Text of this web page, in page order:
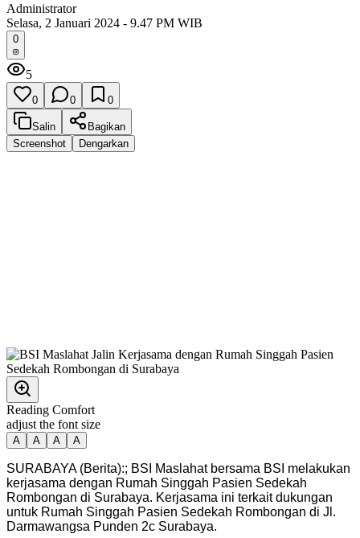
Administrator
Selasa, 2 Januari 2024 - 9.47 PM WIB
0
5
0 0 0
Salin
Bagikan
Screenshot
Dengarkan
Reading Comfort
adjust the font size
A A A A
SURABAYA (Berita):; BSI Maslahat bersama BSI melakukan
kerjasama dengan Rumah Singgah Pasien Sedekah
Rombongan di Surabaya. Kerjasama ini terkait dukungan
untuk Rumah Singgah Pasien Sedekah Rombongan di Jl.
Darmawangsa Punden 2c Surabaya.